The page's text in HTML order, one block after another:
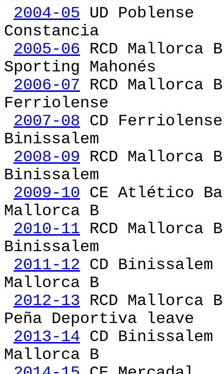
2004-05 UD
Constancia
2005-06 RCD
Sporting Mahonés
2006-07 RCD
Ferriolense
2007-08 CD
Binissalem
2008-09 RCD
Binissalem
2009-10 CE Atlético
Mallorca B
2010-11 RCD
Binissalem
2011-12 CD
Mallorca B
2012-13 RCD
Peña Deportiva leave
2013-14 CD
Mallorca B